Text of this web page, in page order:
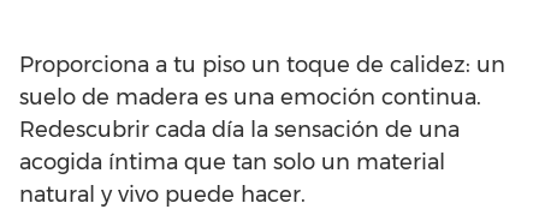
Proporciona a tu piso un toque de calidez: un
suelo de madera es una emoción continua.
Redescubrir cada día la sensación de una
acogida íntima que tan solo un material
natural y vivo puede hacer.